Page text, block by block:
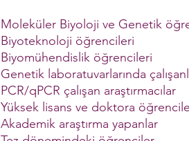
Moleküler Biyoloji ve Genetik
Biyoteknoloji öğrencileri
Biyomühendislik öğrencileri
Genetik laboratuvarlarında
PCR/qPCR çalışan araştırmacılar
Yüksek lisans ve doktora
Akademik araştırma yapanlar